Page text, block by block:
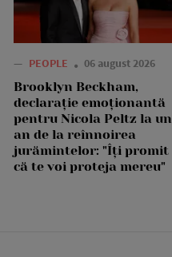
— PEOPLE 06 august 2026
Brooklyn Beckham,
declarație emoționantă
pentru Nicola Peltz la un
an de la reînnoirea
jurămintelor: "Îți promit
că te voi proteja mereu"